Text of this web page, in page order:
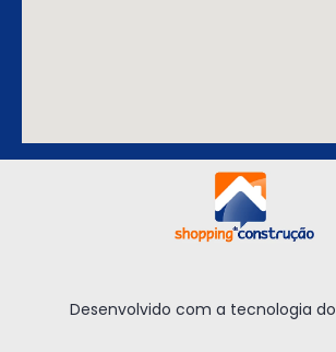
Desenvolvido com a tecnologia do